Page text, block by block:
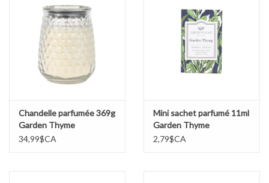
Chandelle parfumée 369g
Garden Thyme
34,99$CA
Mini sachet parfumé 11ml
Garden Thyme
2,79$CA